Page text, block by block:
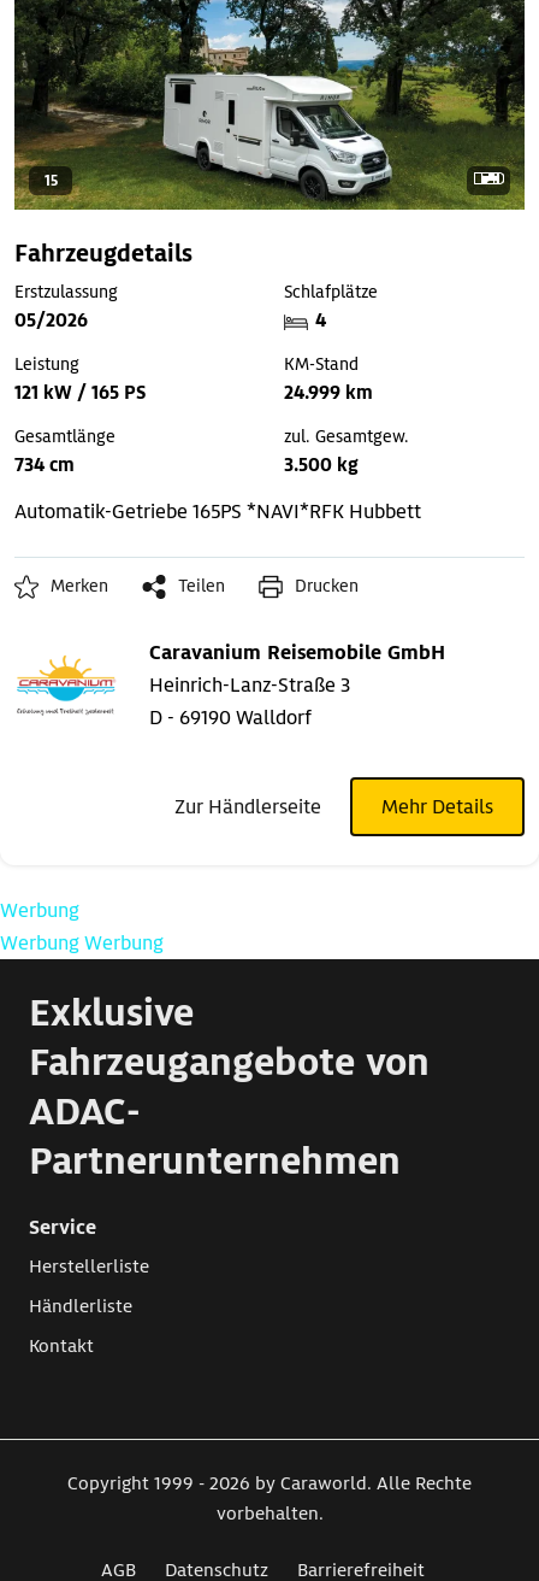
15
Fahrzeugdetails
Erstzulassung
05/2026
Schlafplätze
4
Leistung
121 kW / 165 PS
KM-Stand
24.999 km
Gesamtlänge
734 cm
zul. Gesamtgew.
3.500 kg
Automatik-Getriebe 165PS *NAVI*RFK Hubbett
Merken Teilen Drucken
Caravanium Reisemobile GmbH
Heinrich-Lanz-Straße 3
D - 69190 Walldorf
Zur Händlerseite Mehr Details
Werbung
WerbungWerbung
Exklusive
Fahrzeugangebote von
ADAC-
Partnerunternehmen
Service
Herstellerliste
Händlerliste
Kontakt
Copyright 1999 - 2026 by Caraworld. Alle Rechte
vorbehalten.
AGB Datenschutz Barrierefreiheit